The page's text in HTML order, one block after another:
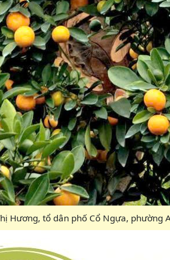
Hương, tổ dân phố Cổ Ngựa, phường